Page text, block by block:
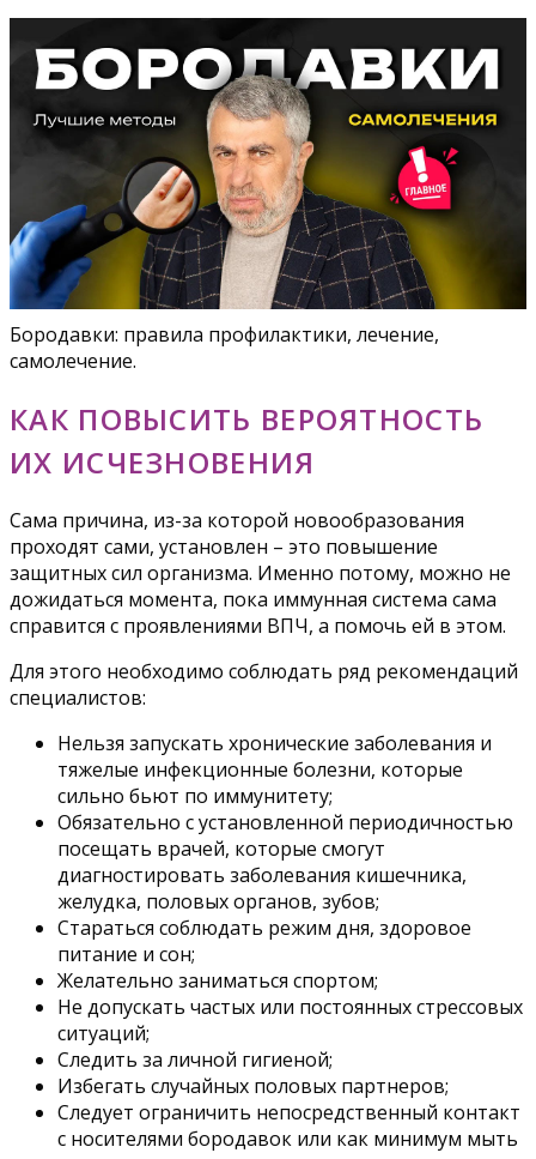
Бородавки: правила профилактики, лечение,
самолечение.
КАК ПОВЫСИТЬ ВЕРОЯТНОСТЬ
ИХ ИСЧЕЗНОВЕНИЯ
Сама причина, из-за которой новообразования
проходят сами, установлен – это повышение
защитных сил организма. Именно потому, можно не
дожидаться момента, пока иммунная система сама
справится с проявлениями ВПЧ, а помочь ей в этом.
Для этого необходимо соблюдать ряд рекомендаций
специалистов:
Нельзя запускать хронические заболевания и
тяжелые инфекционные болезни, которые
сильно бьют по иммунитету;
Обязательно с установленной периодичностью
посещать врачей, которые смогут
диагностировать заболевания кишечника,
желудка, половых органов, зубов;
Стараться соблюдать режим дня, здоровое
питание и сон;
Желательно заниматься спортом;
Не допускать частых или постоянных стрессовых
ситуаций;
Следить за личной гигиеной;
Избегать случайных половых партнеров;
Следует ограничить непосредственный контакт
с носителями бородавок или как минимум мыть